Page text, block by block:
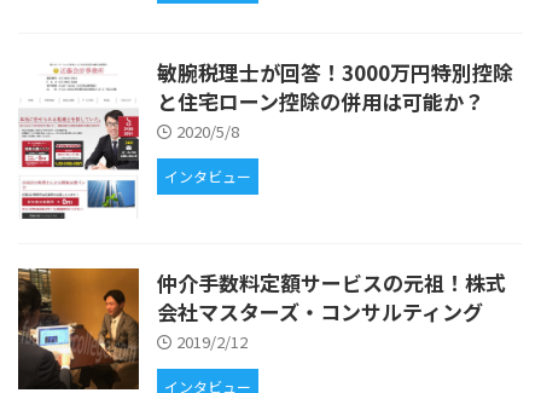
敏腕税理士が回答！3000万円特別控除
と住宅ローン控除の併用は可能か？
2020/5/8
インタビュー
仲介手数料定額サービスの元祖！株式
会社マスターズ・コンサルティング
2019/2/12
インタビュー